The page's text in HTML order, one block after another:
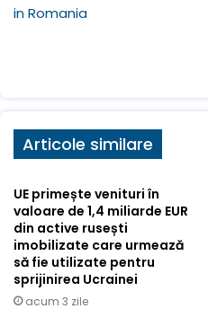
in Romania
Articole similare
UE primește venituri în
valoare de 1,4 miliarde EUR
din active rusești
imobilizate care urmează
să fie utilizate pentru
sprijinirea Ucrainei
acum 3 zile